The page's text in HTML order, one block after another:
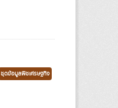
ชุดข้อมูลพืชเศรษฐกิจ